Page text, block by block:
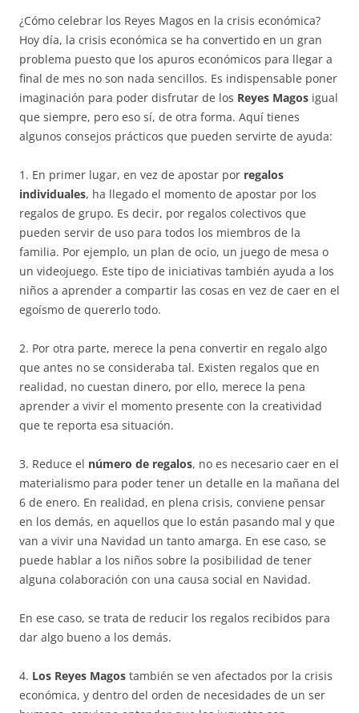
¿Cómo celebrar los Reyes Magos en la crisis económica?
Hoy día, la crisis económica se ha convertido en un gran
problema puesto que los apuros económicos para llegar a
final de mes no son nada sencillos. Es indispensable poner
imaginación para poder disfrutar de los Reyes Magos igual
que siempre, pero eso sí, de otra forma. Aquí tienes
algunos consejos prácticos que pueden servirte de ayuda:
1. En primer lugar, en vez de apostar por regalos
individuales, ha llegado el momento de apostar por los
regalos de grupo. Es decir, por regalos colectivos que
pueden servir de uso para todos los miembros de la
familia. Por ejemplo, un plan de ocio, un juego de mesa o
un videojuego. Este tipo de iniciativas también ayuda a los
niños a aprender a compartir las cosas en vez de caer en el
egoísmo de quererlo todo.
2. Por otra parte, merece la pena convertir en regalo algo
que antes no se consideraba tal. Existen regalos que en
realidad, no cuestan dinero, por ello, merece la pena
aprender a vivir el momento presente con la creatividad
que te reporta esa situación.
3. Reduce el número de regalos, no es necesario caer en el
materialismo para poder tener un detalle en la mañana del
6 de enero. En realidad, en plena crisis, conviene pensar
en los demás, en aquellos que lo están pasando mal y que
van a vivir una Navidad un tanto amarga. En ese caso, se
puede hablar a los niños sobre la posibilidad de tener
alguna colaboración con una causa social en Navidad.
En ese caso, se trata de reducir los regalos recibidos para
dar algo bueno a los demás.
4. Los Reyes Magos también se ven afectados por la crisis
económica, y dentro del orden de necesidades de un ser